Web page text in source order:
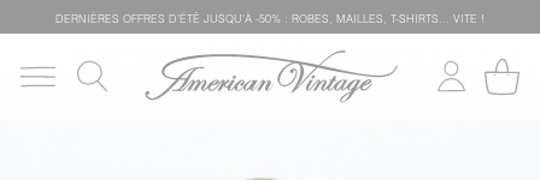
DERNIÈRES OFFRES D'ÉTÊ JUSQU'À -50% : ROBES, MAILLES, T-SHIRTS... VITE !